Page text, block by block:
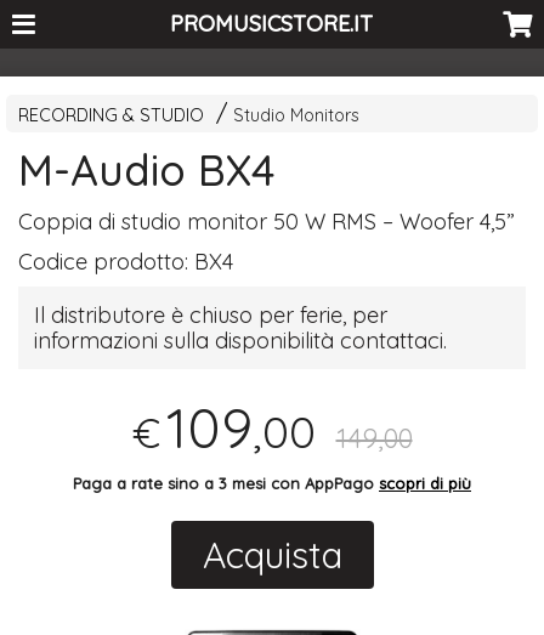
<-- Curio's GSC -->PROMUSICSTORE.IT
RECORDING & STUDIO Studio Monitors
M-Audio BX4
Coppia di studio monitor 50 W RMS – Woofer 4,5”
Codice prodotto: BX4
Il distributore è chiuso per ferie, per
informazioni sulla disponibilità contattaci.
€109,00 149,00
Paga a rate sino a 3 mesi con AppPago scopri di più
Acquista